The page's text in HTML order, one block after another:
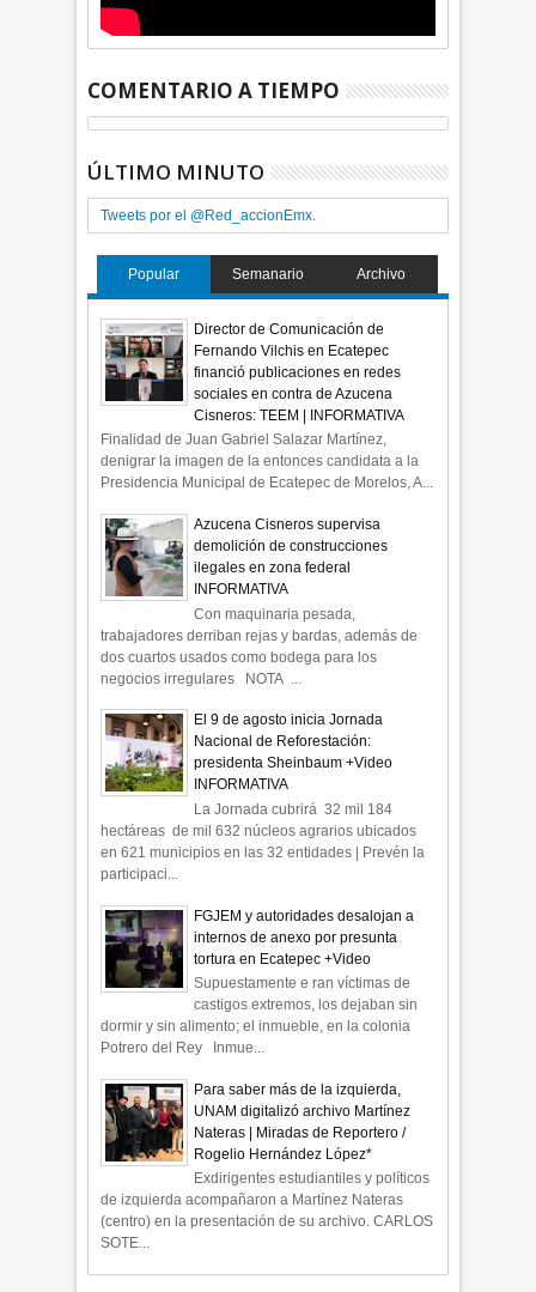
COMENTARIO A TIEMPO
ÚLTIMO MINUTO
Tweets por el @Red_accionEmx.
Popular Semanario Archivo
Director de Comunicación de
Fernando Vilchis en Ecatepec
financió publicaciones en redes
sociales en contra de Azucena
Cisneros: TEEM | INFORMATIVA
Finalidad de Juan Gabriel Salazar Martínez,
denigrar la imagen de la entonces candidata a la
Presidencia Municipal de Ecatepec de Morelos, A...
Azucena Cisneros supervisa
demolición de construcciones
ilegales en zona federal
INFORMATIVA
Con maquinaria pesada,
trabajadores derriban rejas y bardas, además de
dos cuartos usados como bodega para los
negocios irregulares NOTA ...
El 9 de agosto inicia Jornada
Nacional de Reforestación:
presidenta Sheinbaum +Video
INFORMATIVA
La Jornada cubrirá 32 mil 184
hectáreas de mil 632 núcleos agrarios ubicados
en 621 municipios en las 32 entidades | Prevén la
participaci...
FGJEM y autoridades desalojan a
internos de anexo por presunta
tortura en Ecatepec +Video
Supuestamente e ran víctimas de
castigos extremos, los dejaban sin
dormir y sin alimento; el inmueble, en la colonia
Potrero del Rey Inmue...
Para saber más de la izquierda,
UNAM digitalizó archivo Martínez
Nateras | Miradas de Reportero /
Rogelio Hernández López*
Exdirigentes estudiantiles y políticos
de izquierda acompañaron a Martínez Nateras
(centro) en la presentación de su archivo. CARLOS
SOTE...